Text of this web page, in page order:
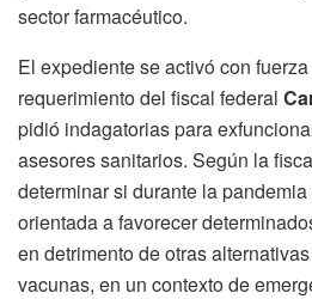
sector farmacéutico.
El expediente se activó con
requerimiento del fiscal federal
pidió indagatorias para
asesores sanitarios. Según la
determinar si durante la
orientada a favorecer
en detrimento de otras
vacunas, en un contexto de